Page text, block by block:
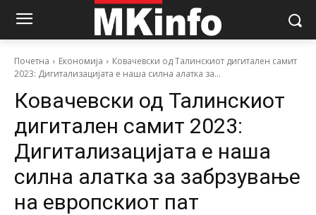
Почетна Економија
Ковачевски од Талинскиот дигитален самит
2023: Дигитализацијата е наша силна алатка за...
Ковачевски од Талинскиот
дигитален самит 2023:
Дигитализацијата е наша
силна алатка за забрзување
на европскиот пат